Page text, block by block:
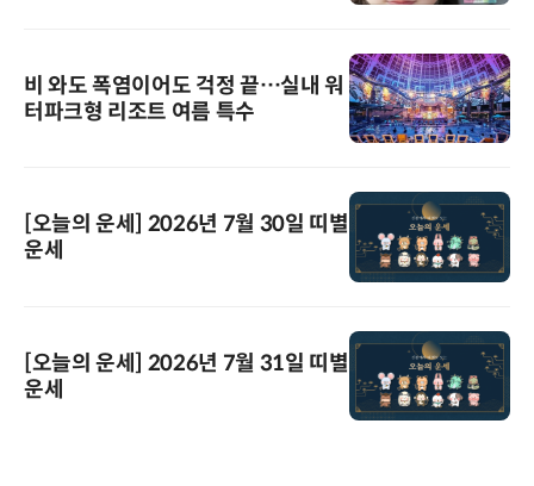
비 와도 폭염이어도 걱정 끝…실내 워
터파크형 리조트 여름 특수
[오늘의 운세] 2026년 7월 30일 띠별
운세
[오늘의 운세] 2026년 7월 31일 띠별
운세